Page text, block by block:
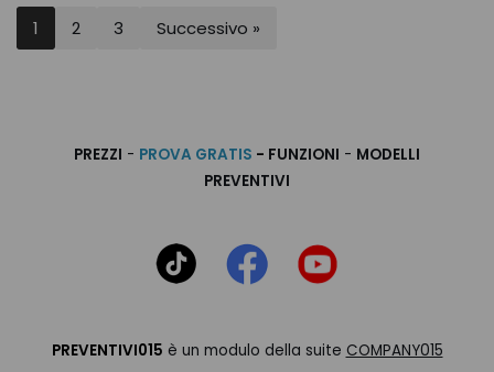
1 2 3 Successivo »
PREZZI - PROVA GRATIS - FUNZIONI - MODELLI
PREVENTIVI
PREVENTIVI015 è un modulo della suite COMPANY015